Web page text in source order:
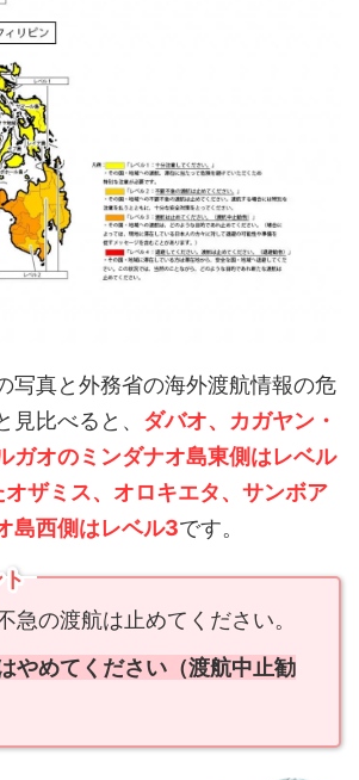
写真と外務省の海外渡航情報の危
見比べると、 ダバオ、カガヤン・
ガオのミンダナオ島東側はレベル
ザミス、オロキエタ、サンボア
島西側はレベル3です。
急の渡航は止めてください。
やめてください（渡航中止勧